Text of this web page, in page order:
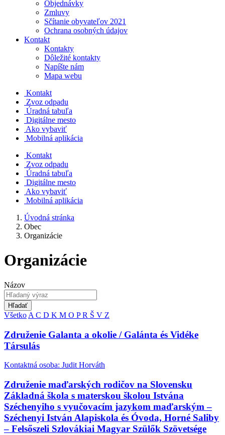
Objednávky
Zmluvy
Sčítanie obyvateľov 2021
Ochrana osobných údajov
Kontakt
Kontakty
Dôležité kontakty
Napíšte nám
Mapa webu
Kontakt
Zvoz odpadu
Úradná tabuľa
Digitálne mesto
Ako vybaviť
Mobilná aplikácia
Kontakt
Zvoz odpadu
Úradná tabuľa
Digitálne mesto
Ako vybaviť
Mobilná aplikácia
Úvodná stránka
Obec
Organizácie
Organizácie
Názov
Hľadať
Všetko A C D K M O PR Š V Z
Združenie Galanta a okolie / Galánta és Vidéke
Társulás
Kontaktná osoba: Judit Horváth
Združenie maďarských rodičov na Slovensku
Základná škola s materskou školou Istvána
Széchenyiho s vyučovacím jazykom maďarským –
Széchenyi István Alapiskola és Óvoda, Horné Saliby
– Felsőszeli Szlovákiai Magyar Szülők Szövetsége